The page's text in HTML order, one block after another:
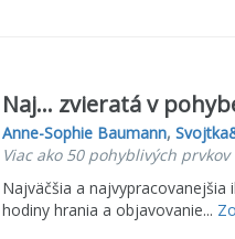
Naj... zvieratá v
Anne-Sophie Baumann,
Viac ako 50 pohyblivých prvkov
Najväčšia a
hodiny hrania a objavovanie...